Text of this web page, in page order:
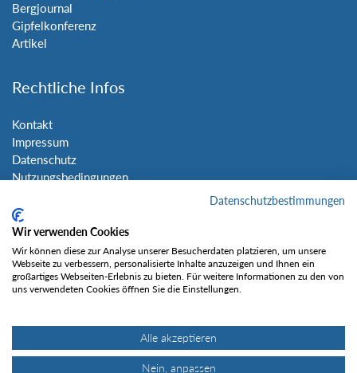
Bergjournal
Gipfelkonferenz
Artikel
Rechtliche Infos
Kontakt
Impressum
Datenschutz
Nutzungsbedingungen
Social Media
Gefällt mir
Datenschutzbestimmungen
Wir verwenden Cookies
Wir können diese zur Analyse unserer Besucherdaten platzieren, um unsere
Webseite zu verbessern, personalisierte Inhalte anzuzeigen und Ihnen ein
großartiges Webseiten-Erlebnis zu bieten. Für weitere Informationen zu den von
uns verwendeten Cookies öffnen Sie die Einstellungen.
Alle akzeptieren
Nein, anpassen